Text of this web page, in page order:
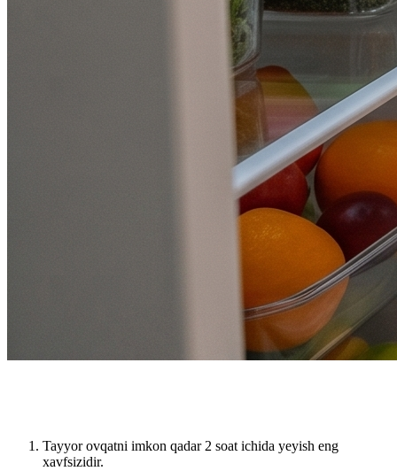
Tayyor ovqatni imkon qadar 2 soat ichida yeyish eng
xavfsizidir.